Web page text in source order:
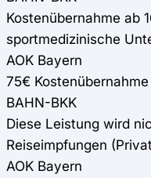
Kostenübernahme ab
sportmedizinische
AOK Bayern
75€
BAHN-BKK
Diese Leistung wird
Reiseimpfungen
AOK Bayern